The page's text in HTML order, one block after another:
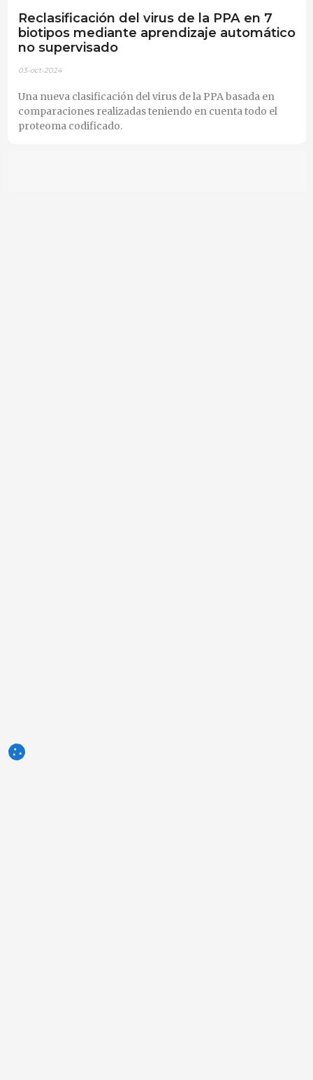
Reclasificación del virus de la PPA en 7
biotipos mediante aprendizaje automático
no supervisado
03-oct-2024
Una nueva clasificación del virus de la PPA basada en
comparaciones realizadas teniendo en cuenta todo el
proteoma codificado.